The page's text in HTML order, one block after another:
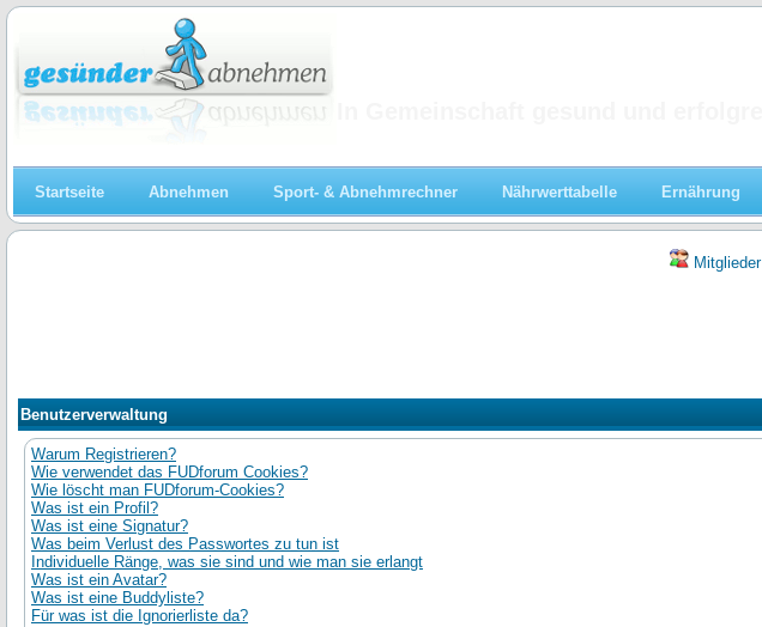
Startseite Abnehmen Sport- & Abnehmrechner Nährwerttabelle Ernährung
Mitglieder
Benutzerverwaltung
Warum Registrieren?
Wie verwendet das FUDforum Cookies?
Wie löscht man FUDforum-Cookies?
Was ist ein Profil?
Was ist eine Signatur?
Was beim Verlust des Passwortes zu tun ist
Individuelle Ränge, was sie sind und wie man sie erlangt
Was ist ein Avatar?
Was ist eine Buddyliste?
Für was ist die Ignorierliste da?